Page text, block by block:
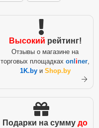
Высокий рейтинг!
Отзывы о магазине на
торговых площадках onl iner,
1K.byи Shop.by
Подарки на сумму до